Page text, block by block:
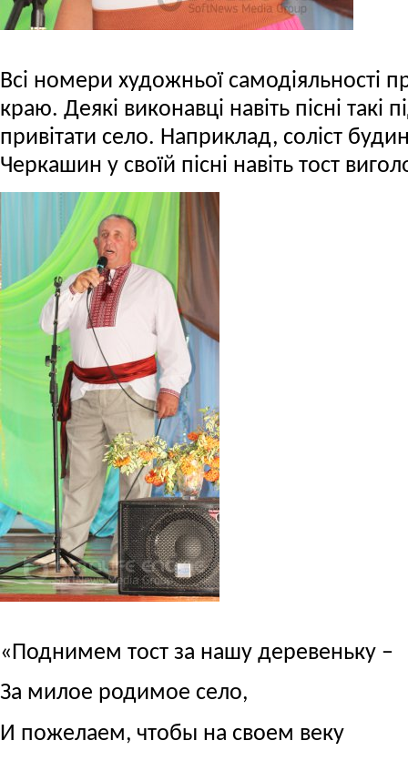
Всі номери художньої самодіяльності
краю. Деякі виконавці навіть пісні такі
привітати село. Наприклад, соліст
Черкашин у своїй пісні навіть тост
«Поднимем тост за нашу деревеньку –
За милое родимое село,
И пожелаем, чтобы на своем веку